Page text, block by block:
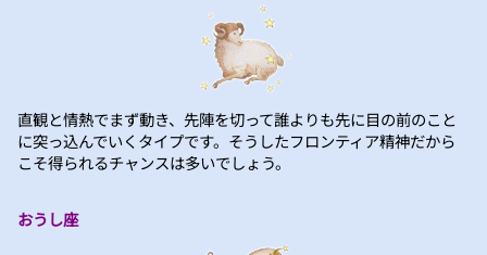
直観と情熱でまず動き、先陣を切って誰よりも先に目の前のこと
に突っ込んでいくタイプです。そうしたフロンティア精神だから
こそ得られるチャンスは多いでしょう。
おうし座